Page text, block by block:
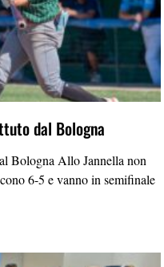
dal Bologna
Bologna Allo Jannella non
6-5 e vanno in semifinale